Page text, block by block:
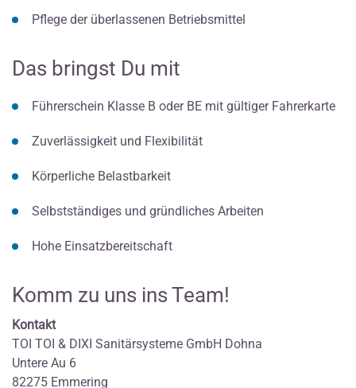
Pflege der überlassenen Betriebsmittel
Das bringst Du mit
Führerschein Klasse B oder BE mit gültiger Fahrerkarte
Zuverlässigkeit und Flexibilität
Körperliche Belastbarkeit
Selbstständiges und gründliches Arbeiten
Hohe Einsatzbereitschaft
Komm zu uns ins Team!
Kontakt
TOI TOI & DIXI Sanitärsysteme GmbH Dohna
Untere Au 6
82275 Emmering